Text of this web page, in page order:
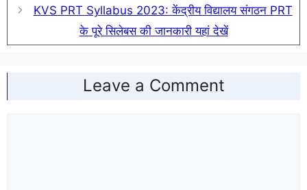
KVS PRT Syllabus 2023: केंद्रीय विद्यालय संगठन PRT
के पूरे सिलेबस की जानकारी यहां देखें
Leave a Comment